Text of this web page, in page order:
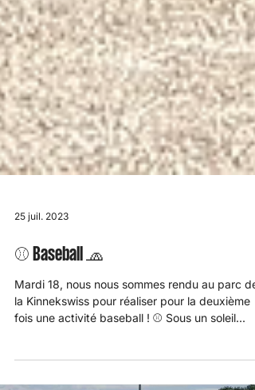
25 juil. 2023
⚾️ Baseball 🧢
Mardi 18, nous nous sommes rendu au parc de